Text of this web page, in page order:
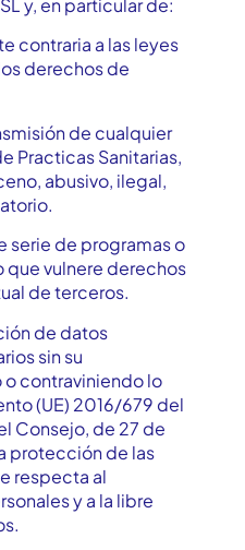
y, en particular de:
contraria a las leyes
derechos de
de cualquier
Practicas Sanitarias,
abusivo, ilegal,
serie de programas o
vulnere derechos
de terceros.
de datos
sin su
contraviniendo lo
(UE) 2016/679 del
Consejo, de 27 de
protección de las
respecta al
y a la libre